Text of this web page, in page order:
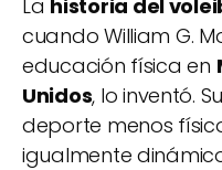
La historia del
cuando William G.
educación física en
Unidos, lo inventó.
deporte menos
igualmente